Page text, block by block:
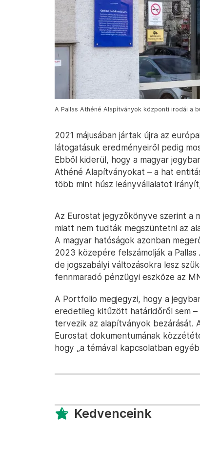
A Pallas Athéné Alapítványok központi irodái a
2021 májusában jártak újra az
látogatásuk eredményeiről pedig
Ebből kiderül, hogy a magyar
Athéné Alapítványokat – a hat
több mint húsz leányvállalatot
Az Eurostat jegyzőkönyve szerint a
miatt nem tudták megszüntetni az
A magyar hatóságok azonban
2023 közepére felszámolják a
de jogszabályi változásokra lesz
fennmaradó pénzügyi eszköze az
A Portfolio megjegyzi, hogy a
eredetileg kitűzött határidőről sem
tervezik az alapítványok bezárását.
Eurostat dokumentumának
hogy „a témával kapcsolatban
Kedvenceink